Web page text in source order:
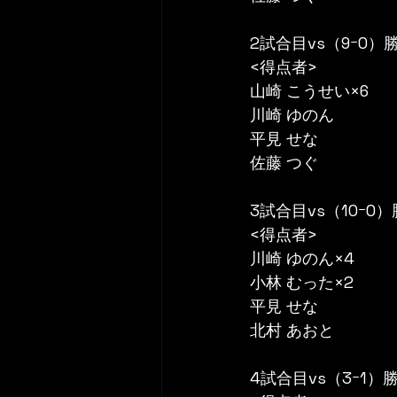
2試合目vs（9ｰ0）
<得点者>
山崎 こうせい×6
川崎 ゆのん
平見 せな
佐藤 つぐ
3試合目vs（10ｰ0）
<得点者>
川崎 ゆのん×4
小林 むった×2
平見 せな
北村 あおと
4試合目vs（3ｰ1）